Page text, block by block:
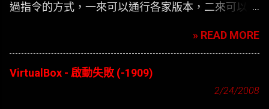
過指令的方式，一來可以通行各家版本，二來可以在
» READ MORE
VirtualBox - 啟動失敗 (-1909)
2/24/2008